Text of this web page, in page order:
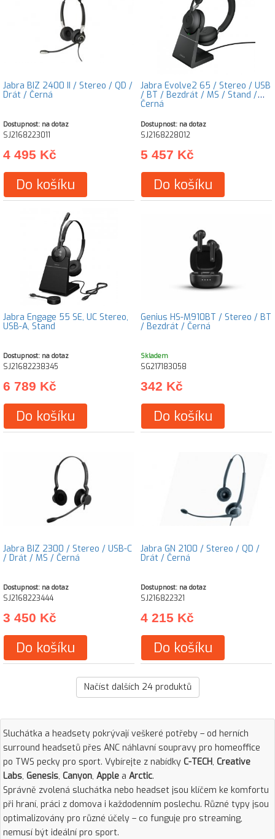
Jabra BIZ 2400 II / Stereo / QD /
Drát / Černá
Dostupnost: na dotaz
SJ2168223011
4 495 Kč
Do košíku
Jabra Evolve2 65 / Stereo / USB
/ BT / Bezdrát / MS / Stand /
Černá
Dostupnost: na dotaz
SJ2168228012
5 457 Kč
Do košíku
Jabra Engage 55 SE, UC Stereo,
USB-A, Stand
Dostupnost: na dotaz
SJ21682238345
6 789 Kč
Do košíku
Genius HS-M910BT / Stereo / BT
/ Bezdrát / Černá
Skladem
SG217183058
342 Kč
Do košíku
Jabra BIZ 2300 / Stereo / USB-C
/ Drát / MS / Černá
Dostupnost: na dotaz
SJ2168223444
3 450 Kč
Do košíku
Jabra GN 2100 / Stereo / QD /
Drát / Černá
Dostupnost: na dotaz
SJ216822321
4 215 Kč
Do košíku
Načíst dalších 24produktů
Sluchátka a headsety pokrývají veškeré potřeby – od herních
surround headsetů přes ANC náhlavní soupravy pro homeoffice
po TWS pecky pro sport. Vybírejte z nabídky C-TECH, Creative
Labs, Genesis, Canyon, Apple a Arctic.
Správně zvolená sluchátka nebo headset jsou klíčem ke komfortu
při hraní, práci z domova i každodenním poslechu. Různé typy jsou
optimalizovány pro různé účely – co funguje pro streaming,
nemusí být ideální pro sport.